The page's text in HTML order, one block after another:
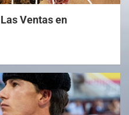
Ventas en